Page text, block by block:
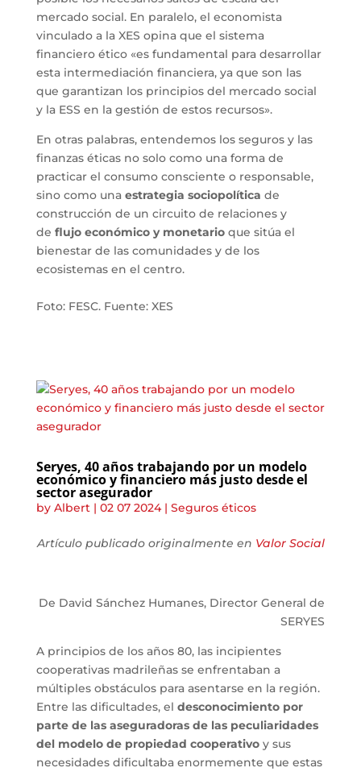
mercado social. En paralelo, el economista
vinculado a la XES opina que el sistema
financiero ético «es fundamental para desarrollar
esta intermediación financiera, ya que son las
que garantizan los principios del mercado social
y la ESS en la gestión de estos recursos».
En otras palabras, entendemos los seguros y las
finanzas éticas no solo como una forma de
practicar el consumo consciente o responsable,
sino como una estrategia sociopolítica de
construcción de un circuito de relaciones y
de flujo económico y monetarioque sitúa el
bienestar de las comunidades y de los
ecosistemas en el centro.
Foto: FESC. Fuente: XES
Seryes, 40 años trabajando por un modelo
económico y financiero más justo desde el
sector asegurador
by Albert| 02 07 2024| Seguros éticos
Artículo publicado originalmente en Valor Social
De David Sánchez Humanes, Director General de
SERYES
A principios de los años 80, las incipientes
cooperativas madrileñas se enfrentaban a
múltiples obstáculos para asentarse en la región.
Entre las dificultades, el desconocimiento por
parte de las aseguradoras de las peculiaridades
del modelo de propiedad cooperativoy sus
necesidades dificultaba enormemente que estas